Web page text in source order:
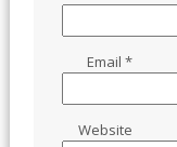
Email*
Website